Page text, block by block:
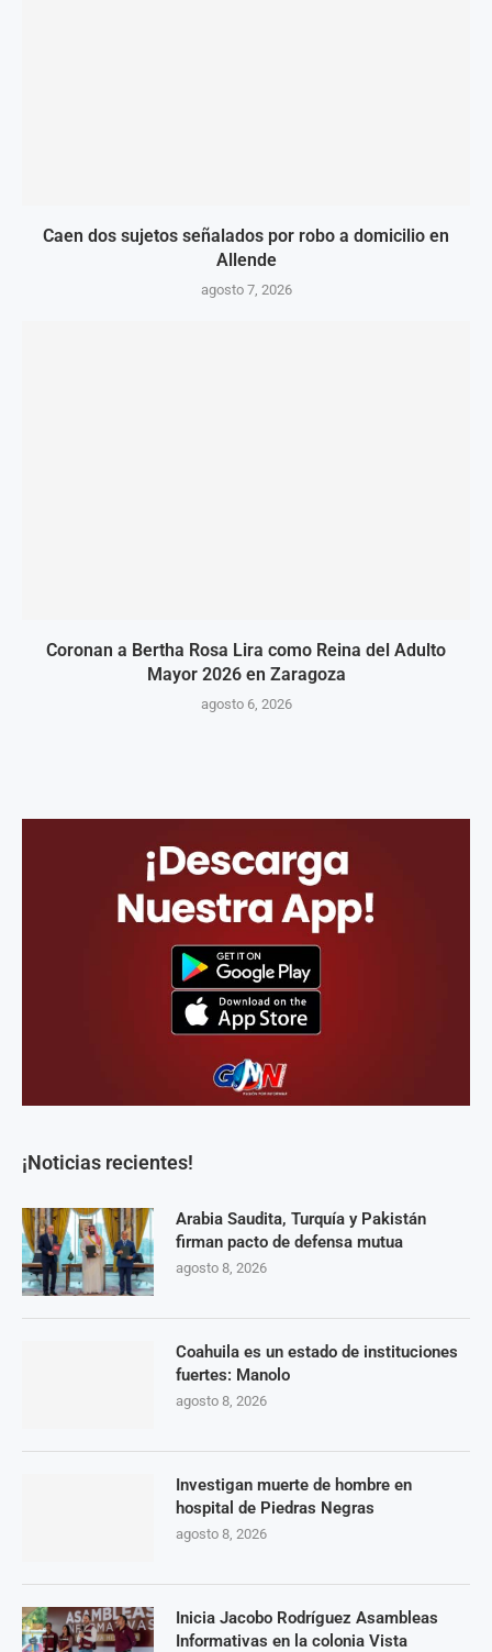
Caen dos sujetos señalados por robo a domicilio en
Allende
agosto 7, 2026
Coronan a Bertha Rosa Lira como Reina del Adulto
Mayor 2026 en Zaragoza
agosto 6, 2026
¡Noticias recientes!
Arabia Saudita, Turquía y Pakistán
firman pacto de defensa mutua
agosto 8, 2026
Coahuila es un estado de instituciones
fuertes: Manolo
agosto 8, 2026
Investigan muerte de hombre en
hospital de Piedras Negras
agosto 8, 2026
Inicia Jacobo Rodríguez Asambleas
Informativas en la colonia Vista